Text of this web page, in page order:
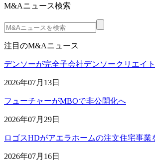
M&Aニュース検索
注目のM&Aニュース
デンソーが完全子会社デンソークリエイ
2026年07月13日
フューチャーがMBOで非公開化へ
2026年07月29日
ロゴスHDがアエラホームの注文住宅事業
2026年07月16日